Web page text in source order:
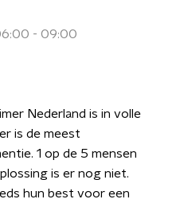
- 09:00
Nederland is in volle
is de meest
1 op de 5 mensen
is er nog niet.
hun best voor een